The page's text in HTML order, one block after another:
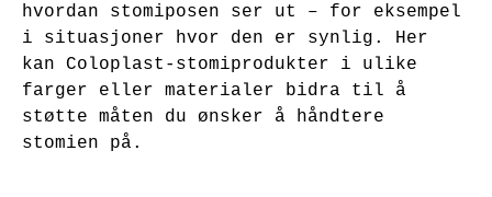
hvordan stomiposen ser ut – for eksempel
i situasjoner hvor den er synlig. Her
kan Coloplast-stomiprodukter i ulike
farger eller materialer bidra til å
støtte måten du ønsker å håndtere
stomien på.